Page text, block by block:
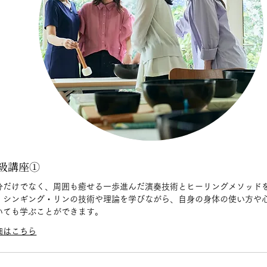
講座①
だけでなく、周囲も癒せる一歩進んだ演奏技術とヒーリングメソッド
シンギング・リンの技術や理論を学びながら、自身の身体の使い方や
ても学ぶことができます。
はこちら